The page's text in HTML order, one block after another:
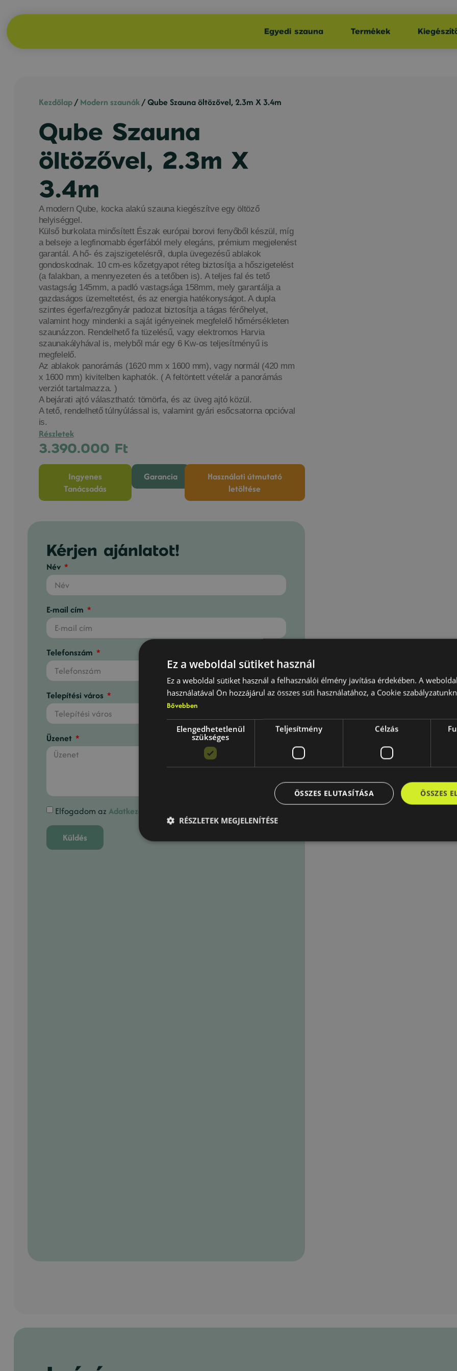
Egyedi szauna Termékek
Kezdőlap/Modern szaunák/ Qube Szauna öltözővel, 2.3m X 3.4m
Qube Szauna
öltözővel, 2.3m X
3.4m
A modern Qube, kocka alakú szauna kiegészítve egy öltöző
helyiséggel.
Külső burkolata minősített Észak európai borovi fenyőből készül, míg
a belseje a legfinomabb égerfából mely elegáns, prémium megjelenést
garantál. A hő- és zajszigetelésről, dupla üvegezésű ablakok
gondoskodnak. 10 cm-es kőzetgyapot réteg biztosítja a hőszigetelést
(a falakban, a mennyezeten és a tetőben is). A teljes fal és tető
vastagság 145mm, a padló vastagsága 158mm, mely garantálja a
gazdaságos üzemeltetést, és az energia hatékonyságot. A dupla
szintes égerfa/rezgőnyár padozat biztosítja a tágas férőhelyet,
valamint hogy mindenki a saját igényeinek megfelelő hőmérsékleten
szaunázzon. Rendelhető fa tüzelésű, vagy elektromos Harvia
szaunakályhával is, melyből már egy 6 Kw-os teljesítményű is
megfelelő.
Az ablakok panorámás (1620 mm x 1600 mm), vagy normál (420 mm
x 1600 mm) kivitelben kaphatók. ( A feltöntett vételár a panorámás
verziót tartalmazza. )
A bejárati ajtó választható: tömörfa, és az üveg ajtó közül.
A tető, rendelhető túlnyúlással is, valamint gyári esőcsatorna opcióval
is.
Részletek
3.390.000 Ft
Ingyenes
Tanácsadás
Garancia
Használati útmutató
letöltése
Kérjen ajánlatot!
Név
E-mail cím
Telefonszám
Telepítési város
Üzenet
Elfogadom az Adatkezelési tájékoztató
Küldés
Ez a weboldal sütiket használ
Ez a weboldal sütiket használ a felhasználói élmény javítása érdekében. A
használatával Ön hozzájárul az összes süti használatához, a Cookie
Bővebben
Elengedhetetlenül
szükséges
Teljesítmény Célzás
ÖSSZES
ÖSSZES ELUTASÍTÁSA
RÉSZLETEK MEGJELENÍTÉSE